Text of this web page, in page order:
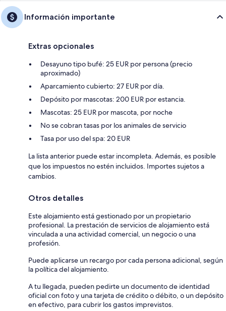
Información importante
Extras opcionales
Desayuno tipo bufé: 25 EUR por persona (precio
aproximado)
Aparcamiento cubierto: 27 EUR por día.
Depósito por mascotas: 200 EUR por estancia.
Mascotas: 25 EUR por mascota, por noche
No se cobran tasas por los animales de servicio
Tasa por uso del spa: 20 EUR
La lista anterior puede estar incompleta. Además, es posible
que los impuestos no estén incluidos. Importes sujetos a
cambios.
Otros detalles
Este alojamiento está gestionado por un propietario
profesional. La prestación de servicios de alojamiento está
vinculada a una actividad comercial, un negocio o una
profesión.
Puede aplicarse un recargo por cada persona adicional, según
la política del alojamiento.
A tu llegada, pueden pedirte un documento de identidad
oficial con foto y una tarjeta de crédito o débito, o un depósito
en efectivo, para cubrir los gastos imprevistos.